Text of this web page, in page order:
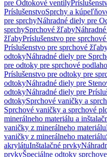
pre Odtokové ventily
PríslušenstvoSprchy a
pre sprchyNáhradné diely pre
sprchySprchové žľaby
žľabyPríslušenstvo pre
Príslušenstvo pre sprchové
odtokyNáhradné diely pre
pre odtoky pre sprchové
Príslušenstvo pre odtoky pre
odtokyNáhradné diely pre
odtokyNáhradné diely pre
odtokySprchové vaničky a
Sprchové vaničky a sprchové
minerálneho materiálu a
vaničky z minerálneho materiálu
vaničky z minerálneho materiálu
akrylátuInštalačné prvky
prvkyŠpeciálne odtoky